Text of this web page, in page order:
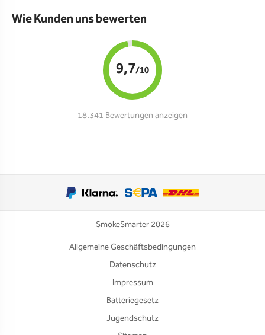
Wie Kunden uns bewerten
9,7/10
18.341 Bewertungen anzeigen
SmokeSmarter 2026
Allgemeine Geschäftsbedingungen
Datenschutz
Impressum
Batteriegesetz
Jugendschutz